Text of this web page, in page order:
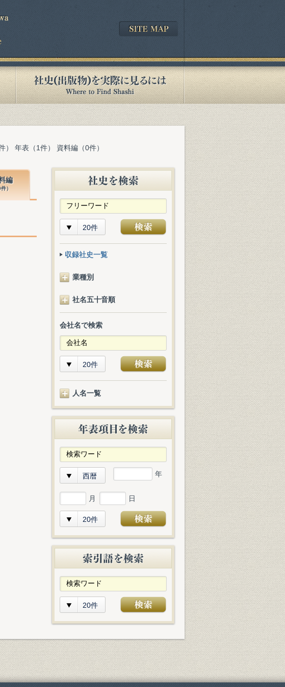
年表（1件） 資料編（0件）
編
件）
20件
収録社史一覧
業種別
社名五十音順
会社名で検索
20件
人名一覧
西暦 年
月 日
20件
20件